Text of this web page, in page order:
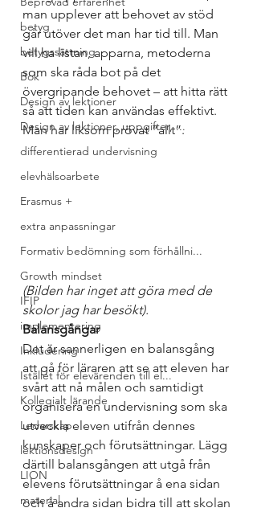
betyg
betygssättning
Bok
Design av lektioner
Design av lektioner, uppgifter, ...
differentierad undervisning
elevhälsoarbete
Erasmus +
extra anpassningar
Formativ bedömning som förhållni...
Growth mindset
IFIP
implementering
Inkludering
Istället för elevärenden till el...
Kollegialt lärande
Ledarskap
lektionsdesign
LION
material
man upplever att behovet av stöd
går utöver det man har tid till. Man
vill ha listan, apparna, metoderna
som ska råda bot på det
övergripande behovet – att hitta rätt
så att tiden kan användas effektivt.
Man har liksom prövat “allt”.
(Bilden har inget att göra med de
skolor jag har besökt).
Balansgångar
Det är sannerligen en balansgång
att gå för läraren att se att eleven har
svårt att nå målen och samtidigt
organisera en undervisning som ska
utveckla eleven utifrån dennes
kunskaper och förutsättningar. Lägg
därtill balansgången att utgå från
elevens förutsättningar å ena sidan
och å andra sidan bidra till att skolan